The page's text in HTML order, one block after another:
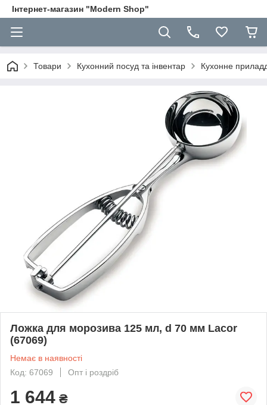
Інтернет-магазин "Modern Shop"
Товари Кухонний посуд та інвентар Кухонне
Ложка для морозива 125 мл, d 70 мм Lacor
(67069)
Немає в наявності
Код: 67069
Опт і роздріб
1 644 ₴